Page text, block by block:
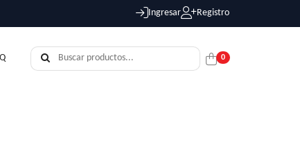
Ingresar Registro
0